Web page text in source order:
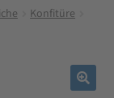
Konfitüre